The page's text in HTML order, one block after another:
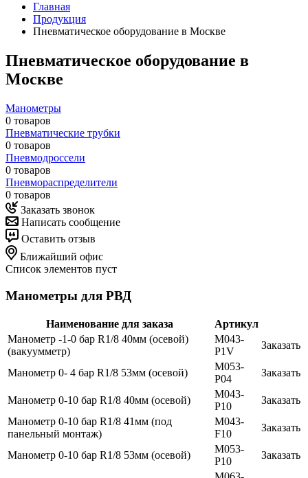
Главная
Продукция
Пневматическое оборудование в Москве
Пневматическое оборудование в
Москве
Манометры
0 товаров
Пневматические трубки
0 товаров
Пневмодроссели
0 товаров
Пневмораспределители
0 товаров
Заказать звонок
Написать сообщение
Оставить отзыв
Ближайший офис
Список элементов пуст
Манометры для РВД
Наименование для заказа
Артикул
Манометр -1-0 бар R1/8 40мм (осевой)
(вакуумметр)
M043-
P1V
Заказать
Манометр 0- 4 бар R1/8 53мм (осевой)
M053-
P04
Заказать
Манометр 0-10 бар R1/8 40мм (осевой)
M043-
P10
Заказать
Манометр 0-10 бар R1/8 41мм (под
панельный монтаж)
M043-
F10
Заказать
Манометр 0-10 бар R1/8 53мм (осевой)
M053-
P10
Заказать